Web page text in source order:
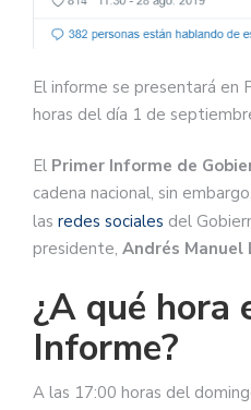
El informe se presentará en
horas del día 1 de
El Primer Informe de
cadena nacional, sin
las redes sociales del
presidente, Andrés Manuel
¿A qué hora
Informe?
A las 17:00 horas del